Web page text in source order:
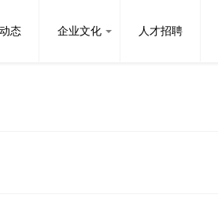
态 企业文化 人才招聘